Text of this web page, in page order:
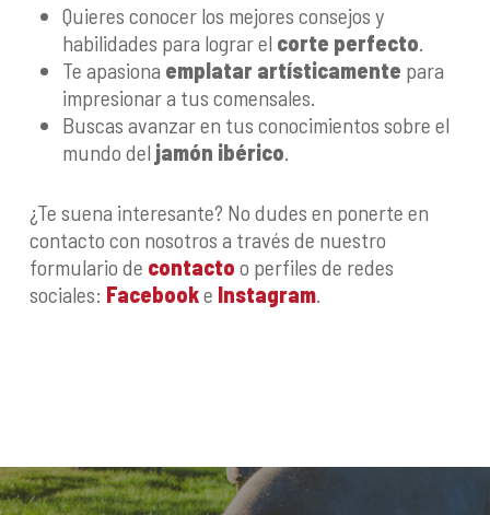
Quieres conocer los mejores consejos y
habilidades para lograr el corte perfecto
Te apasiona emplatar artísticamente para
impresionar a tus comensales.
Buscas avanzar en tus conocimientos sobre el
mundo del jamón ibérico
¿Te suena interesante? No dudes en ponerte en
contacto con nosotros a través de nuestro
formulario de contacto o perfiles de redes
sociales: Facebooke Instagram.